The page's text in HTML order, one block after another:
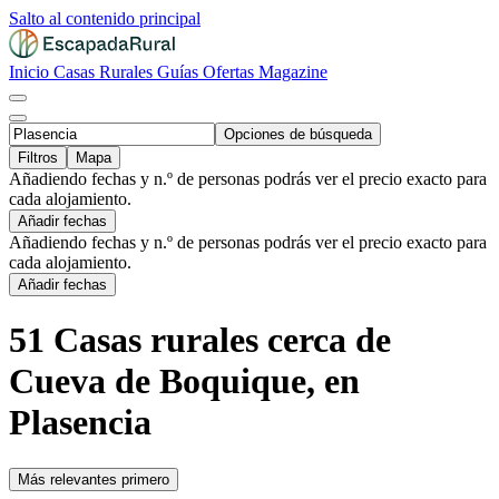
Salto al contenido principal
Inicio Casas Rurales Guías Ofertas Magazine
Opciones de búsqueda
Filtros
Mapa
Añadiendo fechas y n.º de personas podrás ver el precio exacto para
cada alojamiento.
Añadir fechas
Añadiendo fechas y n.º de personas podrás ver el precio exacto para
cada alojamiento.
Añadir fechas
51 Casas rurales cerca de
Cueva de Boquique, en
Plasencia
Más relevantes primero